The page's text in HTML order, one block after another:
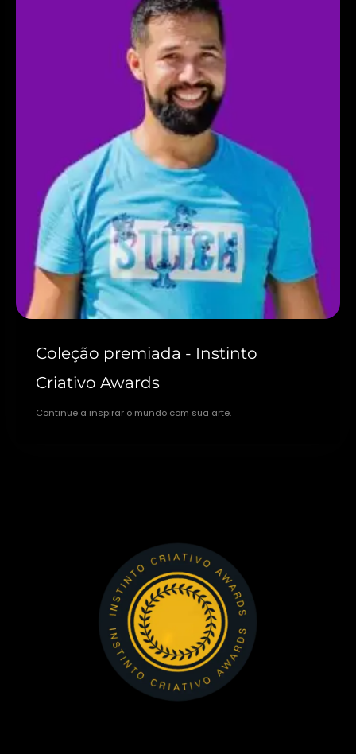
Coleção premiada - Instinto
Criativo Awards
Continue a inspirar o mundo com sua arte.